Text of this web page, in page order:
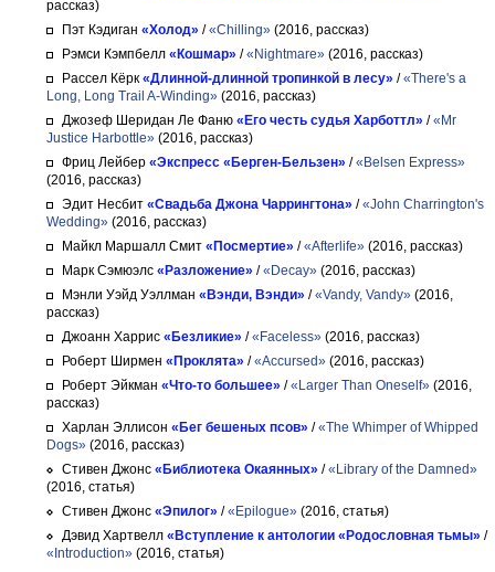
рассказ)
Пэт Кэдиган «Холод» /«Chilling» (2016, рассказ)
Рэмси Кэмпбелл «Кошмар» /«Nightmare» (2016, рассказ)
Рассел Кёрк «Длинной-длинной тропинкой в лесу» /«There's a
Long, Long Trail A-Winding» (2016, рассказ)
Джозеф Шеридан Ле Фаню «Его честь судья Харботтл» /«Mr
Justice Harbottle» (2016, рассказ)
Фриц Лейбер «Экспресс «Берген-Бельзен» /«Belsen Express»
(2016, рассказ)
Эдит Несбит «Свадьба Джона Чаррингтона» /«John Charrington's
Wedding» (2016, рассказ)
Майкл Маршалл Смит «Посмертие» /«Afterlife» (2016, рассказ)
Марк Сэмюэлс «Разложение» /«Decay» (2016, рассказ)
Мэнли Уэйд Уэллман «Вэнди, Вэнди» /«Vandy, Vandy» (2016,
рассказ)
Джоанн Харрис «Безликие» /«Faceless» (2016, рассказ)
Роберт Ширмен «Проклята» /«Accursed» (2016, рассказ)
Роберт Эйкман «Что-то большее» /«Larger Than Oneself» (2016,
рассказ)
Харлан Эллисон «Бег бешеных псов» /«The Whimper of Whipped
Dogs» (2016, рассказ)
Стивен Джонс «Библиотека Окаянных» /«Library of the Damned»
(2016, статья)
Стивен Джонс «Эпилог» /«Epilogue» (2016, статья)
Дэвид Хартвелл «Вступление к антологии «Родословная тьмы» /
«Introduction» (2016, статья)